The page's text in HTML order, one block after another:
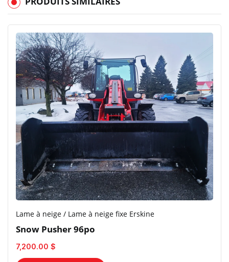
Lame à neige / Lame à neige fixe Erskine
Snow Pusher 96po
7,200.00 $